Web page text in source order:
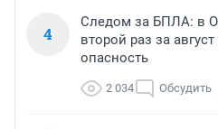
4
Следом за БПЛА: в
второй раз за
опасность
2 034 Обсудить